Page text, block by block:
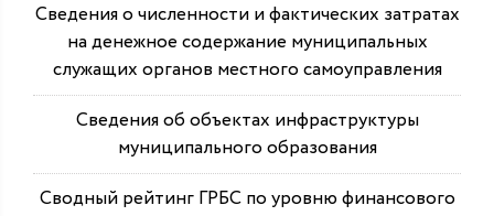
Сведения о численности и фактических затратах
на денежное содержание муниципальных
служащих органов местного самоуправления
Сведения об объектах инфраструктуры
муниципального образования
Сводный рейтинг ГРБС по уровню финансового